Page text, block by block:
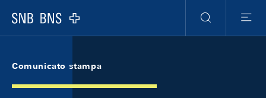
Logo
Ricerca
Menu
Comunicato stampa